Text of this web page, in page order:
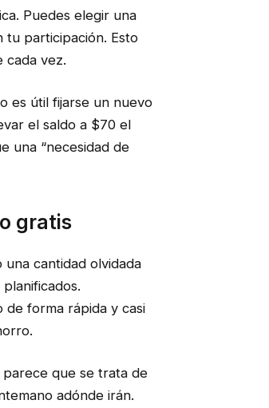
Puedes elegir una
tu participación. Esto
cada vez.
es útil fijarse un nuevo
el saldo a $70 el
una “necesidad de
gratis
cantidad olvidada
forma rápida y casi
parece que se trata de
adónde irán.